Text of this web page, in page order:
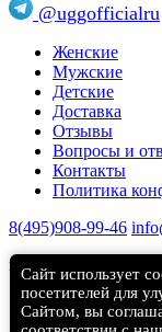
@uggofficialru
Женские
Мужские
Детские
Доставка
Отзывы
Вопросы и
Контакты
Политика
8(495)908-99-46
г. Москва,
Сайт использует
посетителей для
Сайтом, вы